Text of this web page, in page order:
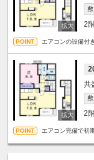
敷
2
エアコンの設備付
敷
2
エアコン完備で初